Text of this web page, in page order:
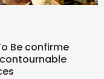
Be confirme